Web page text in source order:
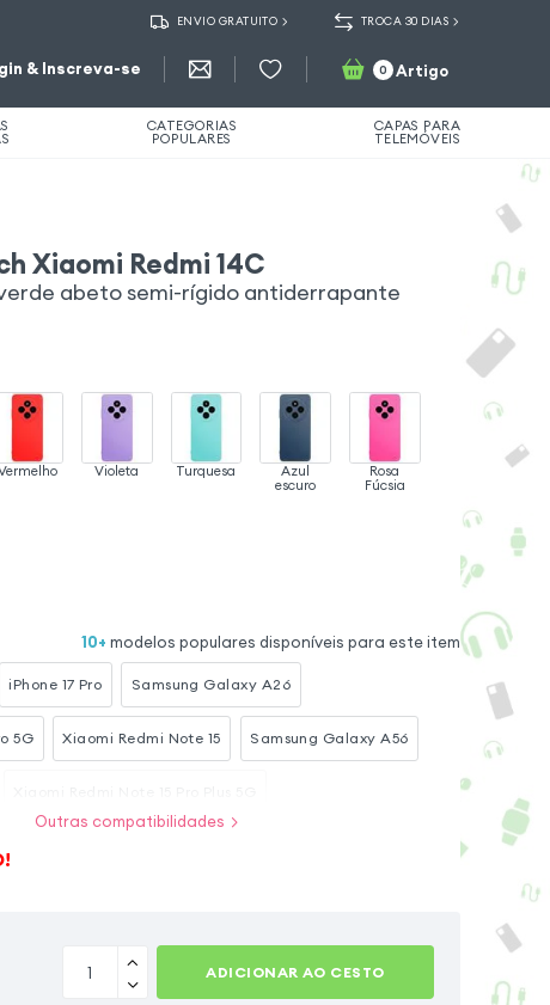
ENVIO GRATUITO TROCA 30 DIAS
& Inscreva-se 0 Artigo
CATEGORIAS
POPULARES
CAPAS PARA
TELEMÓVEIS
Xiaomi Redmi 14C
abeto semi-rígido antiderrapante
Violeta Turquesa
Azul
escuro
Rosa
Fúcsia
10+ modelos populares disponíveis para este item
iPhone 17 Pro Samsung Galaxy A26
5G Xiaomi Redmi Note 15 Samsung Galaxy A56
Outras compatibilidades
ADICIONAR AO CESTO